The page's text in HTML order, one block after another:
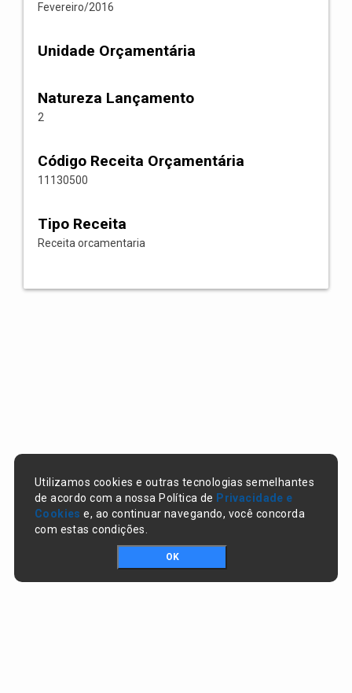
Fevereiro/2016
Unidade Orçamentária
Natureza Lançamento
2
Código Receita Orçamentária
11130500
Tipo Receita
Receita orcamentaria
Utilizamos cookies e outras tecnologias semelhantes
de acordo com a nossa Política de Privacidade e
Cookies e, ao continuar navegando, você concorda
com estas condições.
OK